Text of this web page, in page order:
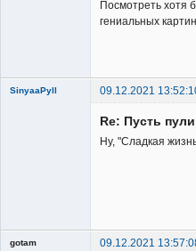
Посмотреть хотя
гениальных
SinyaaPyll 09.12.2021
Re: Пусть
Ну, "Сладкая
gotam
09.12.2021